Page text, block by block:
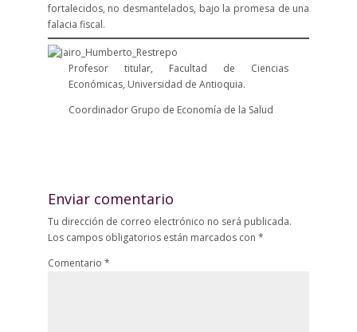
fortalecidos, no desmantelados, bajo la promesa de una
falacia fiscal.
Profesor titular, Facultad de Ciencias
Económicas, Universidad de Antioquia.
Coordinador Grupo de Economía de la Salud
Enviar comentario
Tu dirección de correo electrónico no será publicada.
Los campos obligatorios están marcados con *
Comentario *